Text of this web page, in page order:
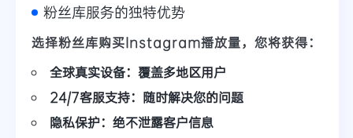
粉丝库服务的独特优势
选择粉丝库购买Instagram播放量，您将获得：
全球真实设备：覆盖多地区用户
24/7客服支持：随时解决您的问题
隐私保护：绝不泄露客户信息